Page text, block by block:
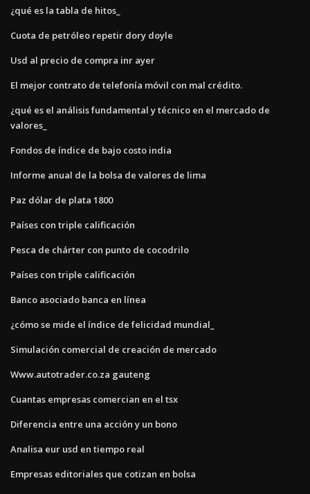
¿qué es la tabla de hitos_
Cuota de petróleo repetir dory doyle
Usd al precio de compra inr ayer
El mejor contrato de telefonía móvil con mal crédito.
¿qué es el análisis fundamental y técnico en el mercado de
valores_
Fondos de índice de bajo costo india
Informe anual de la bolsa de valores de lima
Paz dólar de plata 1800
Países con triple calificación
Pesca de chárter con punto de cocodrilo
Países con triple calificación
Banco asociado banca en línea
¿cómo se mide el índice de felicidad mundial_
Simulación comercial de creación de mercado
Www.autotrader.co.za gauteng
Cuantas empresas comercian en el tsx
Diferencia entre una acción y un bono
Analisa eur usd en tiempo real
Empresas editoriales que cotizan en bolsa